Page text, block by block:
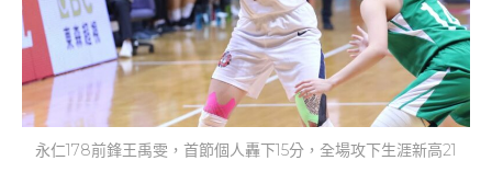
永仁178前鋒王禹雯，首節個人轟下15分，全場攻下生涯新高21